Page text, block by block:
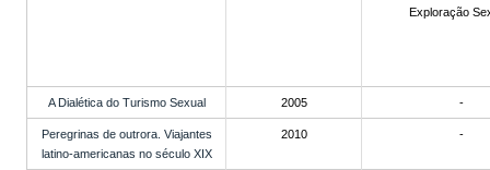
Exploração
A Dialética do Turismo Sexual 2005 -
Peregrinas de outrora. Viajantes
latino-americanas no século XIX
2010 -